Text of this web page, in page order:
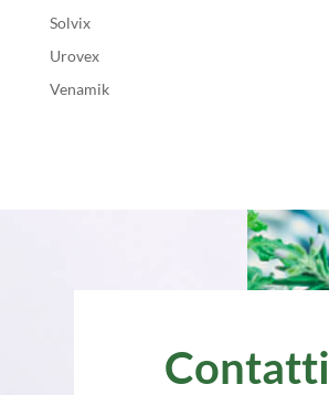
Solvix
Urovex
Venamik
Contatti